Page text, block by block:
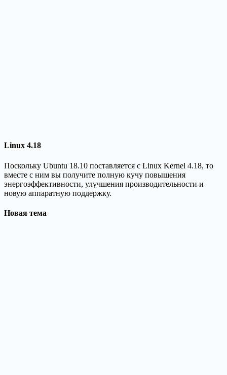
Linux 4.18
Поскольку Ubuntu 18.10 поставляется с Linux Kernel 4.18, то
вместе с ним вы получите полную кучу повышения
энергоэффективности, улучшения производительности и
новую аппаратную поддержку.
Новая тема